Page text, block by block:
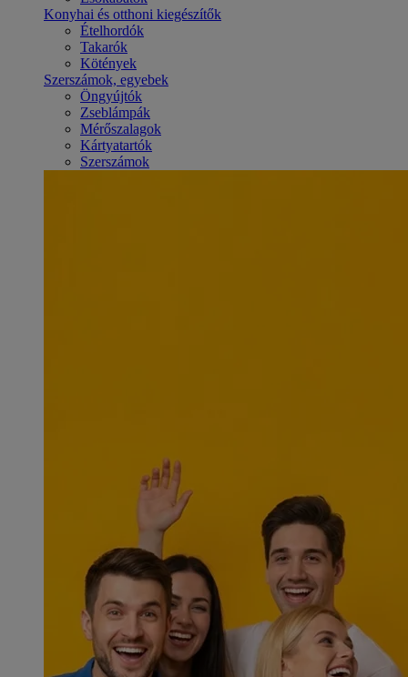
Konyhai és otthoni kiegészítők
Ételhordók
Takarók
Kötények
Szerszámok, egyebek
Öngyújtók
Zseblámpák
Mérőszalagok
Kártyatartók
Szerszámok